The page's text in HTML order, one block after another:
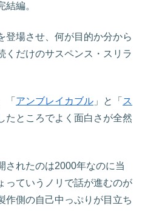
編。
登場させ、何が目的か分から
くだけのサスペンス・スリラ
「 アンブレイカブル 」と「 ス
たところでよく面白さが全然
されたのは2000年なのに当
っていうノリで話が進むのが
作側の自己中っぷりが目立ち